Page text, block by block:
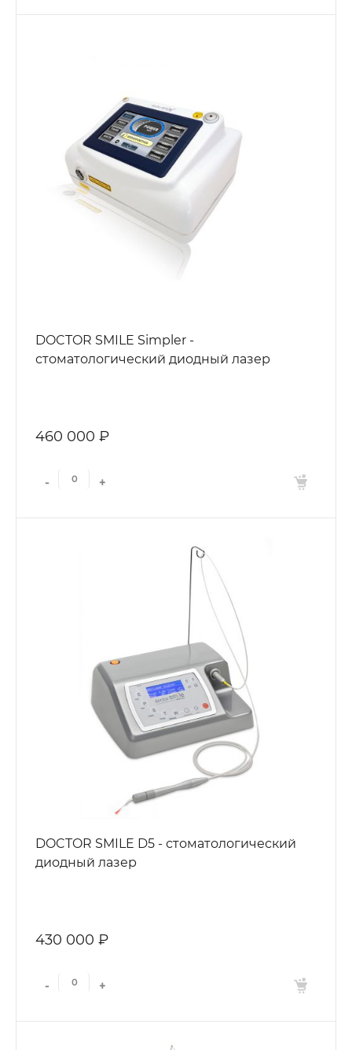
DOCTOR SMILE Simpler -
стоматологический диодный лазер
460 000 ₽
- +
DOCTOR SMILE D5 - стоматологический
диодный лазер
430 000 ₽
- +